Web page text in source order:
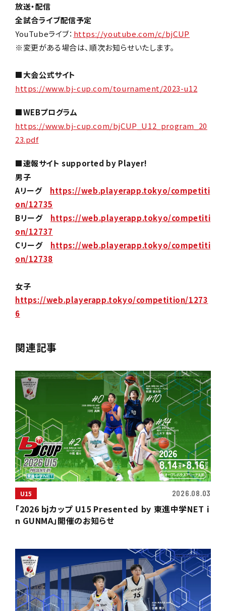
放送・配信
全試合ライブ配信予定
YouTubeライブ： https://youtube.com/c/bjCUP
※変更がある場合は、順次お知らせいたします。
■大会公式サイト
https://www.bj-cup.com/tournament/2023-u12
■WEBプログラム
https://www.bj-cup.com/bjCUP_U12_program_20
23.pdf
■速報サイト supported by Player!
男子
Aリーグ https://web.playerapp.tokyo/competiti
on/12735
Bリーグ https://web.playerapp.tokyo/competiti
on/12737
Cリーグ https://web.playerapp.tokyo/competiti
on/12738
女子
https://web.playerapp.tokyo/competition/1273
6
関連記事
U15 2026.08.03
「2026 bjカップ U15 Presented by 東進中学NET i
n GUNMA」開催のお知らせ